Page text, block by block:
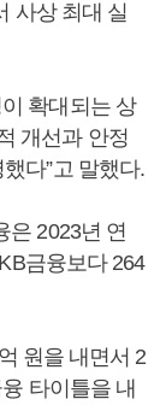
사상 최대 실
확대되는 상
개선과 안정
다”고 말했다.
은 2023년 연
금융보다 264
원을 내면서 2
타이틀을 내